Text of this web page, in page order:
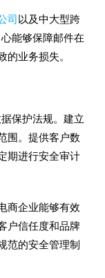
司 以及中大型跨
能够保障邮件在
的业务损失。
保护法规。建立
围。提供客户数
期进行安全审计
商企业能够有效
户信任度和品牌
范的安全管理制